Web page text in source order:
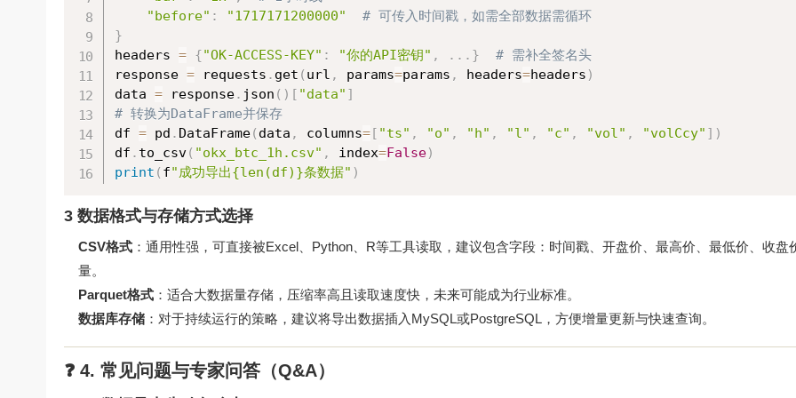
"before" : "1717171200000"
# 可传入时间戳，如需全部数据需循环
}
headers = {"OK-ACCESS-KEY" : "你的API密钥" , . . . }
# 需补全签名头
response = requests . get ( url , params=params , headers=headers )
data = response. json ( ) [ "data" ]
# 转换为DataFrame并保存
df = pd . DataFrame( data , columns=[ "ts" , "o" , "h" , "l" , "c" , "vol" , "volCcy" ] )
df . to_csv( "okx_btc_1h.csv" , index=False)
print ( f"成功导出{len(df)}条数据" )
3 数据格式与存储方式选择
CSV格式 ：通用性强，可直接被Excel、Python、R等工具读取，建议包含字段：时间戳、开盘价、最高价、最低价、收盘
量。
Parquet格式 ：适合大数据量存储，压缩率高且读取速度快，未来可能成为行业标准。
数据库存储 ：对于持续运行的策略，建议将导出数据插入MySQL或PostgreSQL，方便增量更新与快速查询。
❓ 4. 常见问题与专家问答（Q&A）